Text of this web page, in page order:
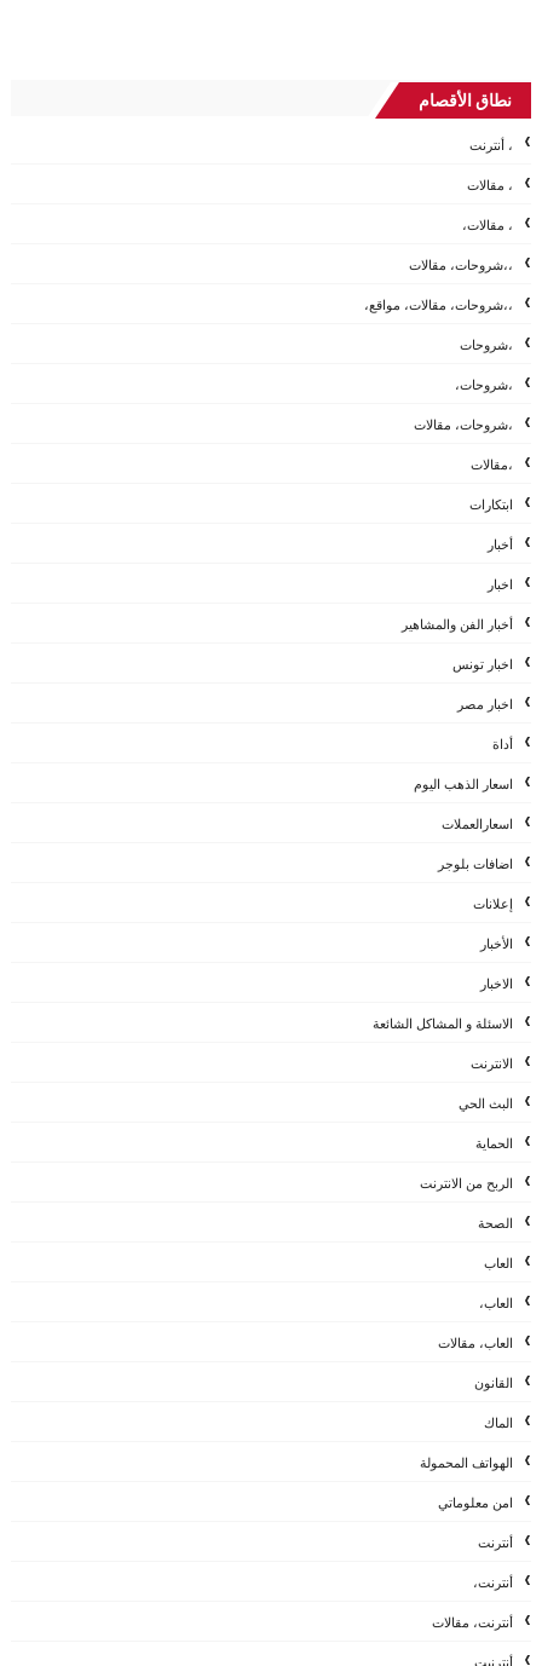
نطاق الأقصام
، أنترنت
، مقالات
، مقالات،
،،شروحات، مقالات
،،شروحات، مقالات، مواقع،
،شروحات
،شروحات،
،شروحات، مقالات
،مقالات
ابتكارات
أخبار
اخبار
أخبار الفن والمشاهير
اخبار تونس
اخبار مصر
أداة
اسعار الذهب اليوم
اسعارالعملات
اضافات بلوجر
إعلانات
الأخبار
الاخبار
الاسئلة و المشاكل الشائعة
الانترنت
البث الحي
الحماية
الربح من الانترنت
الصحة
العاب
العاب،
العاب، مقالات
القانون
الماك
الهواتف المحمولة
امن معلوماتي
أنترنت
أنترنت،
أنترنت، مقالات